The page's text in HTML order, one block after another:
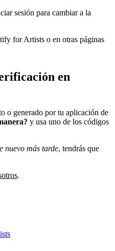
sesión para cambiar a la
for Artists o en otras páginas
en
o generado por tu aplicación de
y usa uno de los códigos
nuevo más tarde, tendrás que
.